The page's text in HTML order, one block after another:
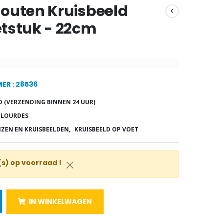
Kruisbeeld
- 22cm
: 28536
(VERZENDING BINNEN 24 UUR)
EN KRUISBEELDEN, KRUISBEELD OP VOET
op voorraad !
IN WINKELWAGEN